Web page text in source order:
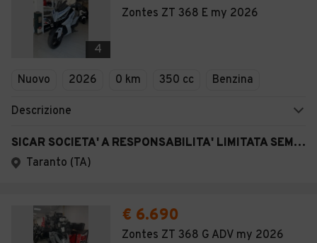
4
Zontes ZT 368 E my 2026
Nuovo 2026 0 km 350 cc Benzina
Descrizione
SICAR SOCIETA' A RESPONSABILITA' LIMITATA SEMPLIFICATA
Taranto (TA)
€ 6.690
Zontes ZT 368 G ADV my 2026